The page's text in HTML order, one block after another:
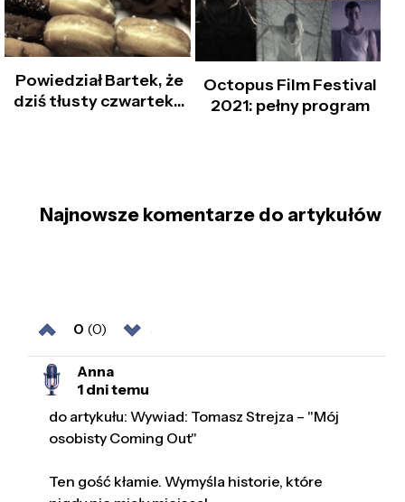
Powiedział Bartek, że
dziś tłusty czwartek...
Octopus Film Festival
2021: pełny program
Najnowsze komentarze do artykułów
0 (0)
Anna
1 dni temu
do artykułu: Wywiad: Tomasz Strejza – "Mój
osobisty Coming Out"
Ten gość kłamie. Wymyśla historie, które